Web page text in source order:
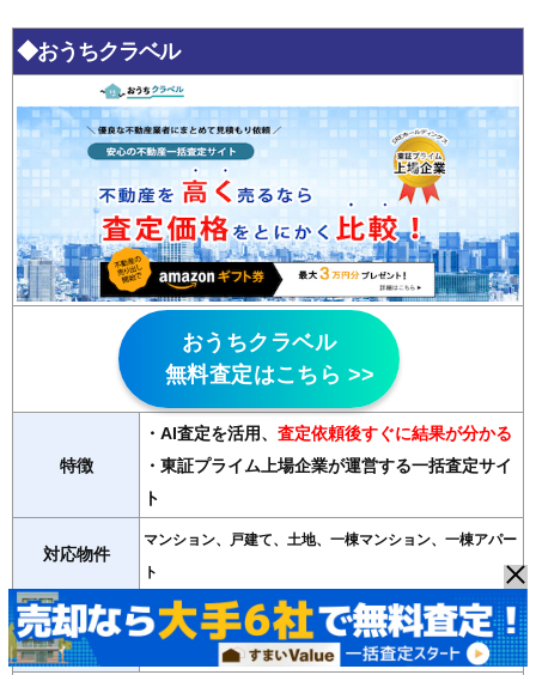
◆おうちクラベル
おうちクラベル
無料査定はこちら >>
特徴
・AI査定を活用、 査定依頼後すぐに結果が分かる
・東証プライム上場企業が運営する一括査定サイ
ト
対応物件
マンション、戸建て、土地、一棟マンション、一棟アパー
ト
紹介会社数 最大9社
運営会社 SREホールディングス（東証プライム上場企業）